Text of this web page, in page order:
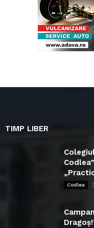
TIMP LIBER
Codlea